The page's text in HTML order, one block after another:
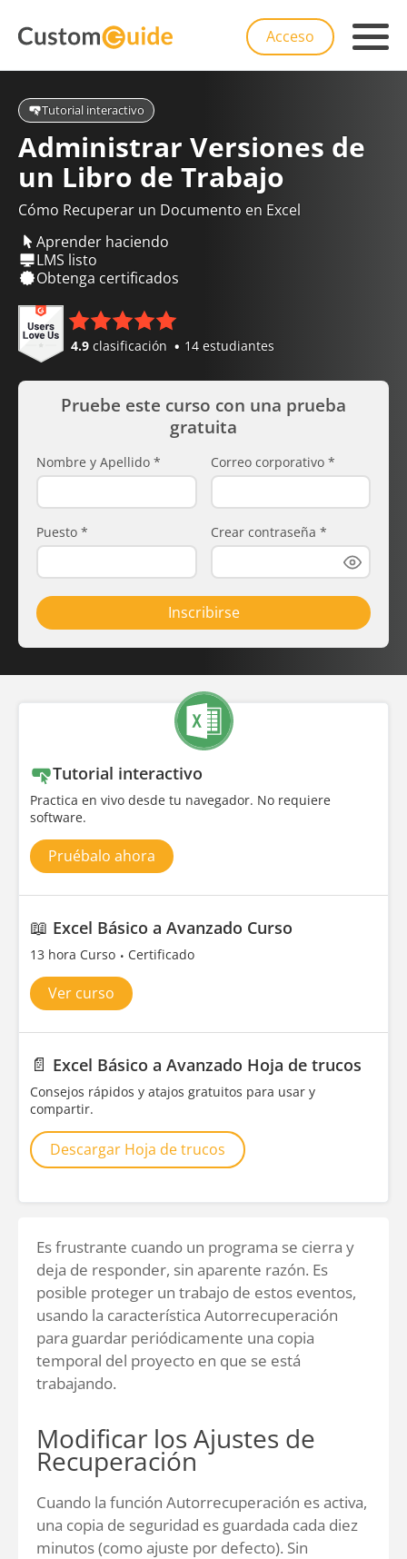
Acceso
Tutorial interactivo
Administrar Versiones de
un Libro de Trabajo
Cómo Recuperar un Documento en Excel
Aprender haciendo
LMS listo
Obtenga certificados
4.9 clasificación 14 estudiantes
Pruebe este curso con una prueba
gratuita
Nombre y Apellido * Correo corporativo *
Puesto * Crear contraseña *
Inscribirse
Tutorial interactivo
Practica en vivo desde tu navegador. No requiere
software.
Pruébalo ahora
📖 Excel Básico a Avanzado Curso
13 hora Curso Certificado
Ver curso
📄 Excel Básico a Avanzado Hoja de trucos
Consejos rápidos y atajos gratuitos para usar y
compartir.
Descargar Hoja de trucos
Es frustrante cuando un programa se cierra y
deja de responder, sin aparente razón. Es
posible proteger un trabajo de estos eventos,
usando la característica Autorrecuperación
para guardar periódicamente una copia
temporal del proyecto en que se está
trabajando.
Modificar los Ajustes de
Recuperación
Cuando la función Autorrecuperación es activa,
una copia de seguridad es guardada cada diez
minutos (como ajuste por defecto). Sin